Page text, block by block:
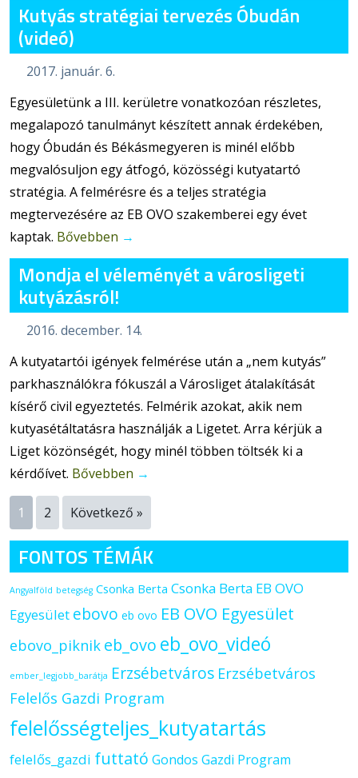
Kutyás stratégiai tervezés Óbudán
(videó)
2017. január. 6.
Egyesületünk a III. kerületre vonatkozóan részletes,
megalapozó tanulmányt készített annak érdekében,
hogy Óbudán és Békásmegyeren is minél előbb
megvalósuljon egy átfogó, közösségi kutyatartó
stratégia. A felmérésre és a teljes stratégia
megtervezésére az EB OVO szakemberei egy évet
kaptak. Bővebben →
Mondja el véleményét a városligeti
kutyázásról!
2016. december. 14.
A kutyatartói igények felmérése után a „nem kutyás”
parkhasználókra fókuszál a Városliget átalakítását
kísérő civil egyeztetés. Felmérik azokat, akik nem
kutyasétáltatásra használják a Ligetet. Arra kérjük a
Liget közönségét, hogy minél többen töltsék ki a
kérdőívet. Bővebben →
1 2 Következő »
FONTOS TÉMÁK
Angyalföld betegség Csonka Berta Csonka Berta EB OVO
Egyesület ebovo eb ovo EB OVO Egyesület
ebovo_piknik eb_ovo eb_ovo_videó
ember_legjobb_barátja Erzsébetváros Erzsébetváros
Felelős Gazdi Program
felelősségteljes_kutyatartás
felelős_gazdi futtató Gondos Gazdi Program